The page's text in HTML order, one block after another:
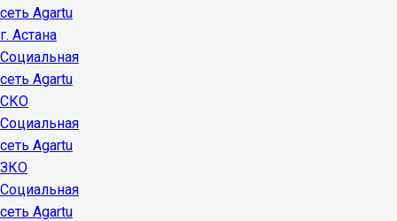
сеть Agartu
г. Астана
Социальная
сеть Agartu
СКО
Социальная
сеть Agartu
ЗКО
Социальная
сеть Agartu